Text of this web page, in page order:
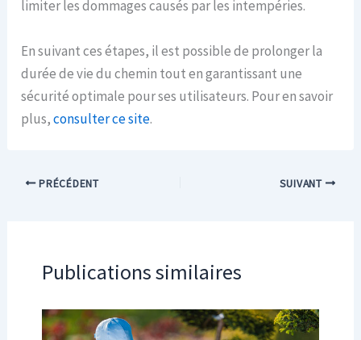
limiter les dommages causés par les intempéries.
En suivant ces étapes, il est possible de prolonger la
durée de vie du chemin tout en garantissant une
sécurité optimale pour ses utilisateurs. Pour en savoir
plus,consulter ce site.
PRÉCÉDENT SUIVANT
Publications similaires